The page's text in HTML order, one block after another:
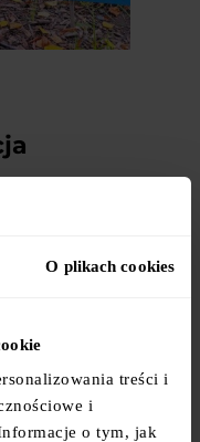
O plikach cookies
treści i
i
o tym, jak
Paliatywno-
i na skwerach.